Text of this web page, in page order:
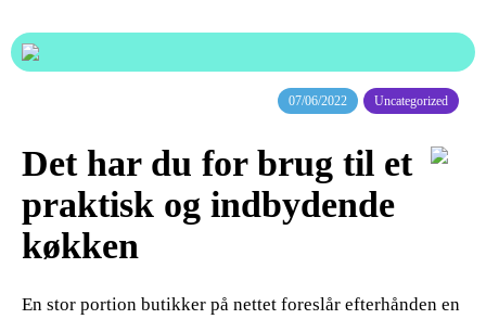
07/06/2022 Uncategorized
Det har du for brug til et
praktisk og indbydende
køkken
En stor portion butikker på nettet foreslår efterhånden en